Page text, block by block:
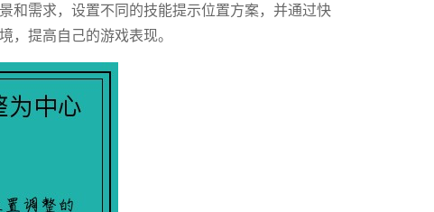
和需求，设置不同的技能提示位置方案，并通过快
，提高自己的游戏表现。